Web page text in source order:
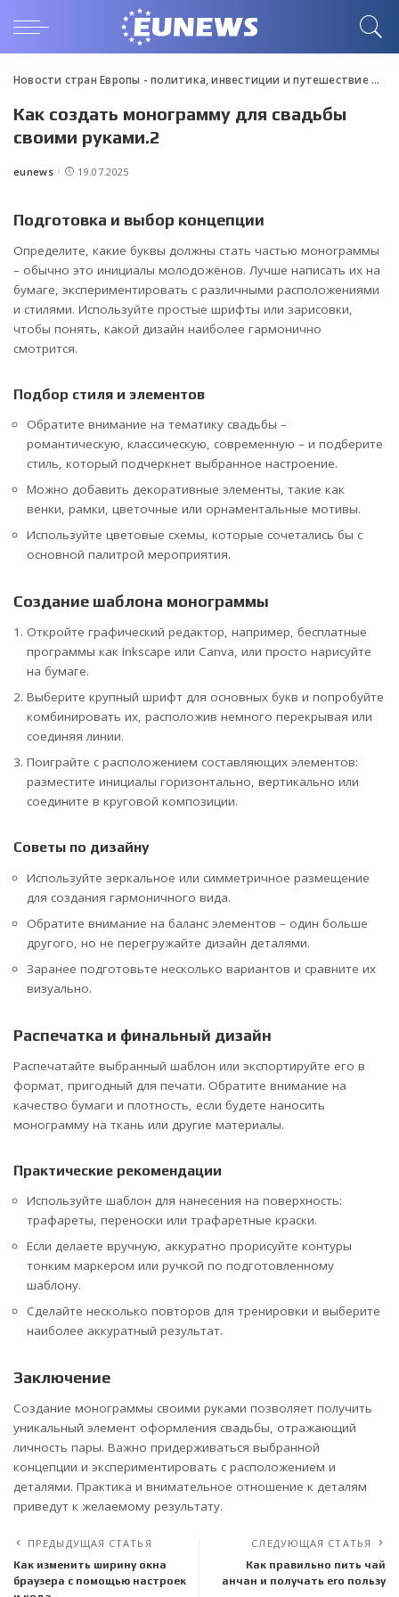
Новости стран Европы - политика, инвестиции и путешествие>
Как создать монограмму для свадьбы
своими руками.2
Posted
eunews 19.07.2025
Подготовка и выбор концепции
Определите, какие буквы должны стать частью монограммы
– обычно это инициалы молодожёнов. Лучше написать их на
бумаге, экспериментировать с различными расположениями
и стилями. Используйте простые шрифты или зарисовки,
чтобы понять, какой дизайн наиболее гармонично
смотрится.
Подбор стиля и элементов
Обратите внимание на тематику свадьбы –
романтическую, классическую, современную – и подберите
стиль, который подчеркнет выбранное настроение.
Можно добавить декоративные элементы, такие как
венки, рамки, цветочные или орнаментальные мотивы.
Используйте цветовые схемы, которые сочетались бы с
основной палитрой мероприятия.
Создание шаблона монограммы
Откройте графический редактор, например, бесплатные
программы как Inkscape или Canva, или просто нарисуйте
на бумаге.
Выберите крупный шрифт для основных букв и попробуйте
комбинировать их, расположив немного перекрывая или
соединяя линии.
Поиграйте с расположением составляющих элементов:
разместите инициалы горизонтально, вертикально или
соедините в круговой композиции.
Советы по дизайну
Используйте зеркальное или симметричное размещение
для создания гармоничного вида.
Обратите внимание на баланс элементов – один больше
другого, но не перегружайте дизайн деталями.
Заранее подготовьте несколько вариантов и сравните их
визуально.
Распечатка и финальный дизайн
Распечатайте выбранный шаблон или экспортируйте его в
формат, пригодный для печати. Обратите внимание на
качество бумаги и плотность, если будете наносить
монограмму на ткань или другие материалы.
Практические рекомендации
Используйте шаблон для нанесения на поверхность:
трафареты, переноски или трафаретные краски.
Если делаете вручную, аккуратно прорисуйте контуры
тонким маркером или ручкой по подготовленному
шаблону.
Сделайте несколько повторов для тренировки и выберите
наиболее аккуратный результат.
Заключение
Создание монограммы своими руками позволяет получить
уникальный элемент оформления свадьбы, отражающий
личность пары. Важно придерживаться выбранной
концепции и экспериментировать с расположением и
деталями. Практика и внимательное отношение к деталям
приведут к желаемому результату.
ПРЕДЫДУЩАЯ СТАТЬЯ
Как изменить ширину окна
браузера с помощью настроек
СЛЕДУЮЩАЯ СТАТЬЯ
Как правильно пить чай
анчан и получать его пользу